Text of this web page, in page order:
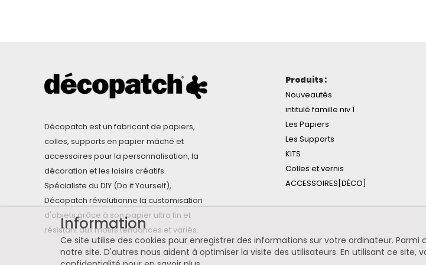
Décopatch est un fabricant de papiers,
colles, supports en papier mâché et
accessoires pour la personnalisation, la
décoration et les loisirs créatifs.
Spécialiste du DIY (Do it Yourself),
Décopatch révolutionne la customisation
d'objets grâce à son papier ultra fin et
résistant aux motifs tendances et variés.
Produits :
Nouveautés
intitulé famille niv 1
Les Papiers
Les Supports
KITS
Colles et vernis
ACCESSOIRES[DÉCO]
Information
Ce site utilise des cookies pour enregistrer des informations sur votre ordinateur.
notre site. D'autres nous aident à optimiser la visite des utilisateurs. En utilisant ce site,